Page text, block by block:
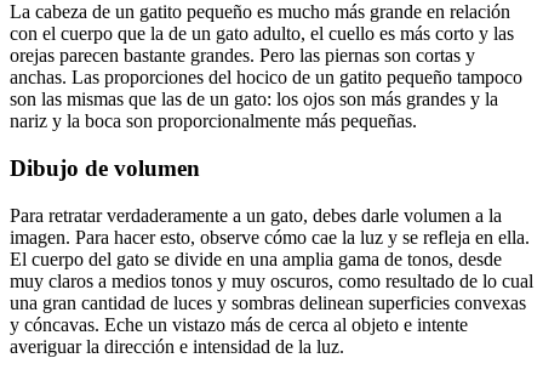
La cabeza de un gatito pequeño es mucho más grande en relación
con el cuerpo que la de un gato adulto, el cuello es más corto y las
orejas parecen bastante grandes. Pero las piernas son cortas y
anchas. Las proporciones del hocico de un gatito pequeño tampoco
son las mismas que las de un gato: los ojos son más grandes y la
nariz y la boca son proporcionalmente más pequeñas.
Dibujo de volumen
Para retratar verdaderamente a un gato, debes darle volumen a la
imagen. Para hacer esto, observe cómo cae la luz y se refleja en ella.
El cuerpo del gato se divide en una amplia gama de tonos, desde
muy claros a medios tonos y muy oscuros, como resultado de lo cual
una gran cantidad de luces y sombras delinean superficies convexas
y cóncavas. Eche un vistazo más de cerca al objeto e intente
averiguar la dirección e intensidad de la luz.